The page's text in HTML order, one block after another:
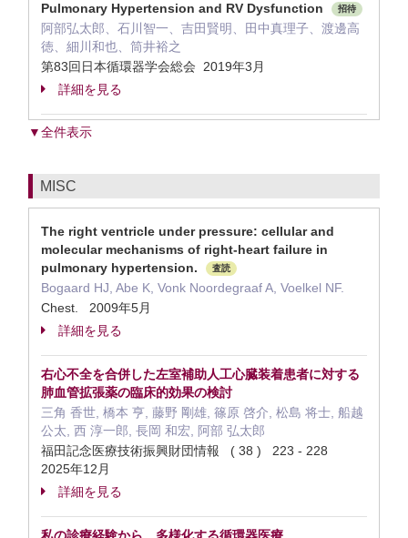
Pulmonary Hypertension and RV Dysfunction
招待
阿部弘太郎、石川智一、吉田賢明、田中真理子、渡邊高
徳、細川和也、筒井裕之
第83回日本循環器学会総会 2019年3月
詳細を見る
▼全件表示
MISC
The right ventricle under pressure: cellular and
molecular mechanisms of right-heart failure in
pulmonary hypertension.
査読
Bogaard HJ, Abe K, Vonk Noordegraaf A, Voelkel NF.
Chest. 2009年5月
詳細を見る
右心不全を合併した左室補助人工心臓装着患者に対する
肺血管拡張薬の臨床的効果の検討
三角 香世, 橋本 亨, 藤野 剛雄, 篠原 啓介, 松島 将士, 船越
公太, 西 淳一郎, 長岡 和宏, 阿部 弘太郎
福田記念医療技術振興財団情報 ( 38 ) 223 - 228
2025年12月
詳細を見る